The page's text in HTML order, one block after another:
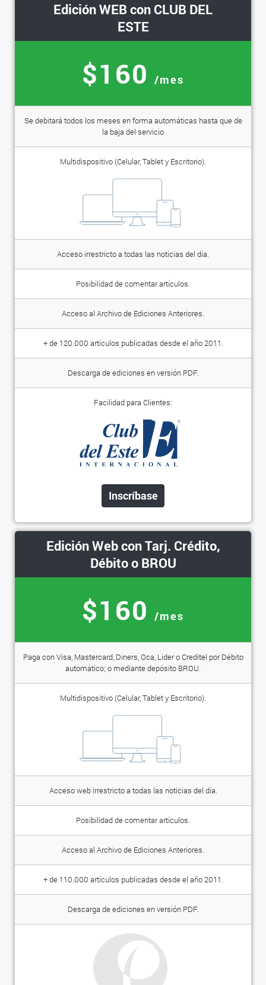
Edición WEB con CLUB DEL
ESTE
$160 /mes
Se debitará todos los meses en forma automáticas hasta que de
la baja del servicio
Multidispositivo (Celular, Tablet y Escritorio).
Acceso irrestricto a todas las noticias del día.
Posibilidad de comentar artículos.
Acceso al Archivo de Ediciones Anteriores.
+ de 120.000 artículos publicadas desde el año 2011.
Descarga de ediciones en versión PDF.
Facilidad para Clientes:
Inscríbase
Edición Web con Tarj. Crédito,
Débito o BROU
$160 /mes
Paga con Visa, Mastercard, Diners, Oca, Lider o Creditel por Débito
automático; o mediante depósito BROU.
Multidispositivo (Celular, Tablet y Escritorio).
Acceso web irrestricto a todas las noticias del día.
Posibilidad de comentar artículos.
Acceso al Archivo de Ediciones Anteriores.
+ de 110.000 artículos publicadas desde el año 2011.
Descarga de ediciones en versión PDF.